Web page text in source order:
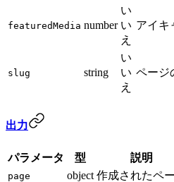
featuredMedia number
い
い
え
アイキ
slug string
い
い
え
ページ
出力
パラメータ 型 説明
page object 作成されたペ